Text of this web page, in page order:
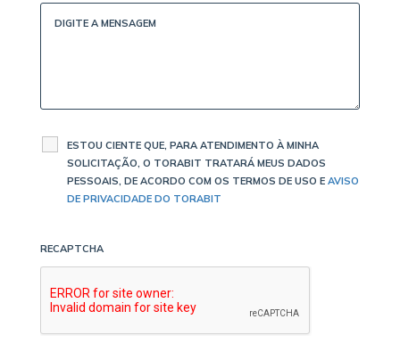
ESTOU CIENTE QUE, PARA ATENDIMENTO À MINHA
SOLICITAÇÃO, O TORABIT TRATARÁ MEUS DADOS
PESSOAIS, DE ACORDO COM OS TERMOS DE USO E AVISO
DE PRIVACIDADE DO TORABIT
RECAPTCHA